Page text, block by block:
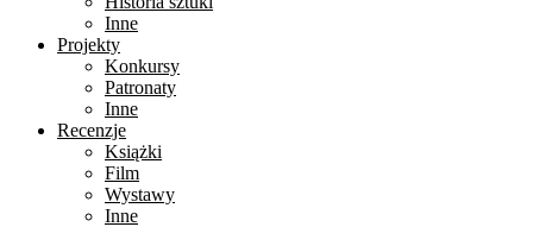
Inne
Projekty
Konkursy
Patronaty
Inne
Recenzje
Książki
Film
Wystawy
Inne